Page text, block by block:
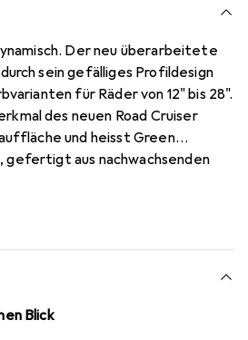
Der neu überarbeitete
sein gefälliges Profildesign
für Räder von 12" bis 28".
des neuen Road Cruiser
und heisst Green
gefertigt aus nachwachsenden
Fahrradreifen
Blick